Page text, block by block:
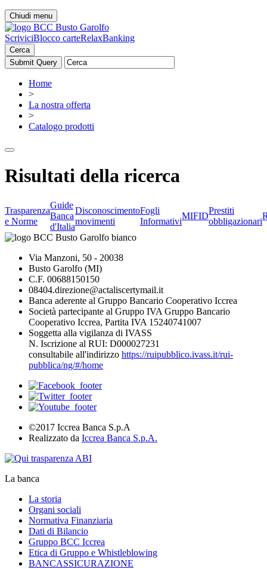
Chiudi menu
ScriviciBlocco carteRelaxBanking
Cerca
Home
>
La nostra offerta
>
Catalogo prodotti
Risultati della ricerca
Trasparenza
e Norme
Guide
Banca
d'Italia
Disconoscimento
movimenti
Fogli
Informativi
MIFID
Prestiti
obbligazionari
Via Manzoni, 50 - 20038
Busto Garolfo (MI)
C.F. 00688150150
08404.direzione@actaliscertymail.it
Banca aderente al Gruppo Bancario Cooperativo Iccrea
Società partecipante al Gruppo IVA Gruppo Bancario
Cooperativo Iccrea, Partita IVA 15240741007
Soggetta alla vigilanza di IVASS
N. Iscrizione al RUI: D000027231
consultabile all'indirizzo https://ruipubblico.ivass.it/rui-
pubblica/ng/#/home
©2017 Iccrea Banca S.p.A
Realizzato da Iccrea Banca S.p.A.
La banca
La storia
Organi sociali
Normativa Finanziaria
Dati di Bilancio
Gruppo BCC Iccrea
Etica di Gruppo e Whistleblowing
BANCASSICURAZIONE